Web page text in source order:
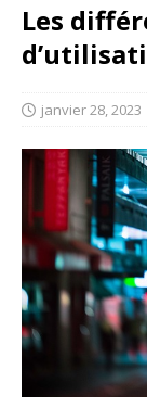
Les
janvier 28, 2023